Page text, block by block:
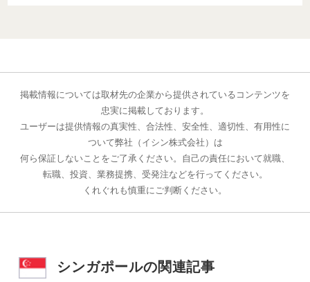
掲載情報については取材先の企業から提供されているコンテンツを
忠実に掲載しております。
ユーザーは提供情報の真実性、合法性、安全性、適切性、有用性に
ついて弊社（イシン株式会社）は
何ら保証しないことをご了承ください。自己の責任において就職、
転職、投資、業務提携、受発注などを行ってください。
くれぐれも慎重にご判断ください。
シンガポールの関連記事